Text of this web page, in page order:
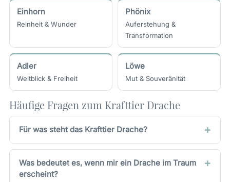
Einhorn
Reinheit & Wunder
Phönix
Auferstehung &
Transformation
Adler
Weitblick & Freiheit
Löwe
Mut & Souveränität
Häufige Fragen zum Krafttier Drache
Für was steht das Krafttier Drache?
Was bedeutet es, wenn mir ein Drache im Traum
erscheint?